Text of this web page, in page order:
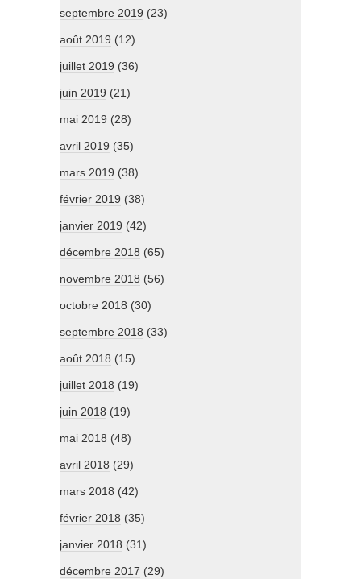
septembre 2019 (23)
août 2019 (12)
juillet 2019 (36)
juin 2019 (21)
mai 2019 (28)
avril 2019 (35)
mars 2019 (38)
février 2019 (38)
janvier 2019 (42)
décembre 2018 (65)
novembre 2018 (56)
octobre 2018 (30)
septembre 2018 (33)
août 2018 (15)
juillet 2018 (19)
juin 2018 (19)
mai 2018 (48)
avril 2018 (29)
mars 2018 (42)
février 2018 (35)
janvier 2018 (31)
décembre 2017 (29)